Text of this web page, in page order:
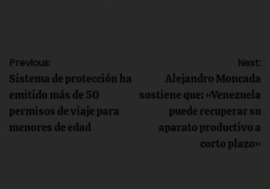
Navegación
de
entradas
Previous:
Sistema de protección ha
emitido más de 50
permisos de viaje para
menores de edad
Next:
Alejandro Moncada
sostiene que: «Venezuela
puede recuperar su
aparato productivo a
corto plazo»